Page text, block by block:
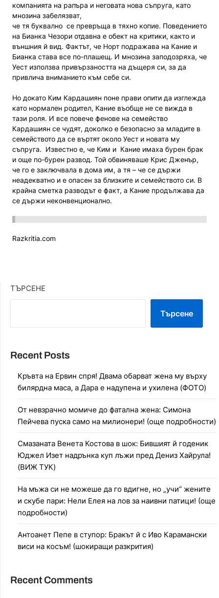
компанията на рапъра и неговата нова съпруга, като
мнозина забелязват,
че тя буквално се превръща в тяхно копие. Поведението
на Бианка Чезори отдавна е обект на критики, както и
външния й вид. Фактът, че Норт подражава на Кание и
Бианка става все по-плашещ. И мнозина заподозряха, че
Уест използва привързаността на дъщеря си, за да
привлича вниманието към себе си.
Но докато Ким Кардашиян поне прави опити да изглежда
като нормален родител, Кание въобще не се вижда в
тази роля. И все повече фенове на семейство
Кардашиян се чудят, доколко е безопасно за младите в
семейството да се въртят около Уест и новата му
съпруга. Известно е, че Ким и Кание имаха бурен брак
и още по-бурен развод. Той обвиняваше Крис Дженър,
че го е заключвала в дома им, а тя – че се държи
неадекватно и е опасен за близките и семейството си. В
крайна сметка разводът е факт, а Кание продължава да
се държи неконвенционално.
Razkritia.com
ТЪРСЕНЕ
Търсене
Recent Posts
Кръвта на Ервин спря! Двама обарват жена му върху
билярдна маса, а Дара е надупена и ухилена (ФОТО)
От невзрачно момиче до фатална жена: Симона
Пейчева пуска само на милионери! (още подробности)
Смазаната Венета Костова в шок: Бившият й годеник
Юджел Изет надрънка куп лъжи пред Дениз Хайрула!
(ВИЖ ТУК)
На мъжа си не можеше да го вдигне, но „учи“ жените
и скубе пари: Нели Елея на лов за наивни патици! (още
подробности)
Антоанет Пепе в ступор: Бракът й с Иво Карамански
виси на косъм! (шокиращи разкрития)
Recent Comments